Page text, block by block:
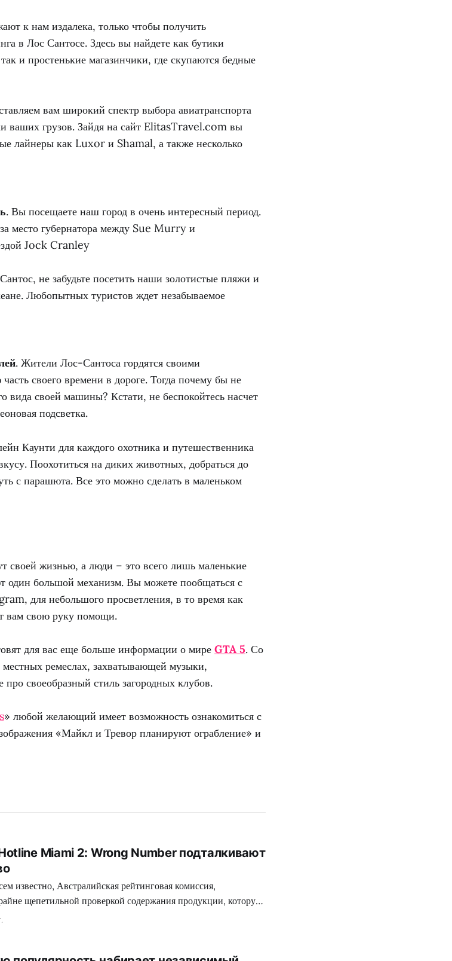
к нам издалека, только чтобы получить
в Лос Сантосе. Здесь вы найдете как бутики
и простенькие магазинчики, где скупаются бедные
вам широкий спектр выбора авиатранспорта
ваших грузов. Зайдя на сайт ElitasTravel.com вы
лайнеры как Luxor и Shamal, а также несколько
. Вы посещаете наш город в очень интересный период.
место губернатора между Sue Murry и
Jock Cranley
не забудьте посетить наши золотистые пляжи и
Любопытных туристов ждет незабываемое
. Жители Лос-Сантоса гордятся своими
своего времени в дороге. Тогда почему бы не
вида своей машины? Кстати, не беспокойтесь насчет
подсветка.
Каунти для каждого охотника и путешественника
Поохотиться на диких животных, добраться до
с парашюта. Все это можно сделать в маленьком
своей жизнью, а люди – это всего лишь маленькие
один большой механизм. Вы можете пообщаться с
для небольшого просветления, в то время как
вам свою руку помощи.
для вас еще больше информации о мире GTA 5. Со
местных ремеслах, захватывающей музыки,
про своеобразный стиль загородных клубов.
» любой желающий имеет возможность ознакомиться с
«Майкл и Тревор планируют ограбление» и
Miami 2: Wrong Number подталкивают
известно, Австралийская рейтинговая комиссия,
щепетильной проверкой содержания продукции, которую
игровая индустрия, подвергает жесткой цензуре